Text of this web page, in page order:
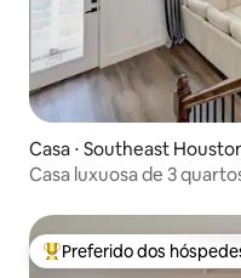
Casa ⋅ Southeast
Casa luxuosa de 3
Entre os melhores
Preferido dos